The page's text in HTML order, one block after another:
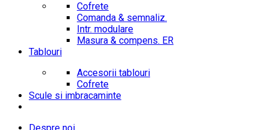
Cofrete
Comanda & semnaliz.
Intr. modulare
Masura & compens. ER
Tablouri
Accesorii tablouri
Cofrete
Scule si imbracaminte